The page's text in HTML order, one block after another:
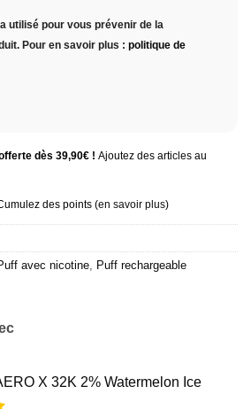
utilisé pour vous prévenir de la
Pour en savoir plus : politique de
dès 39,90€ ! Ajoutez des articles au
des points (en savoir plus)
avec nicotine, Puff rechargeable
X 32K 2% Watermelon Ice